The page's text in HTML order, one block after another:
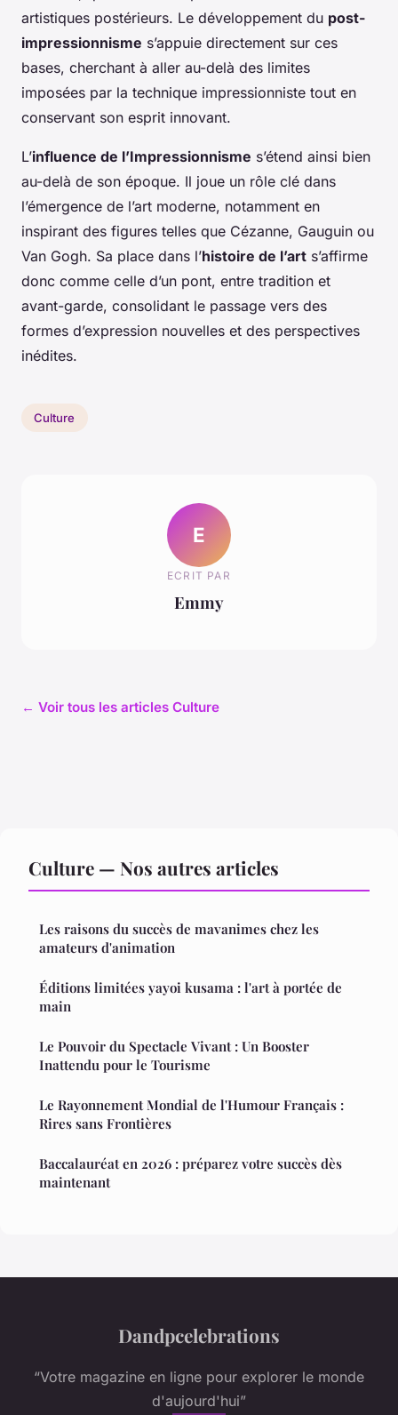
artistiques postérieurs. Le développement du post-
impressionnisme s’appuie directement sur ces
bases, cherchant à aller au-delà des limites
imposées par la technique impressionniste tout en
conservant son esprit innovant.
L’influence de l’Impressionnisme s’étend ainsi bien
au-delà de son époque. Il joue un rôle clé dans
l’émergence de l’art moderne, notamment en
inspirant des figures telles que Cézanne, Gauguin ou
Van Gogh. Sa place dans l’histoire de l’art s’affirme
donc comme celle d’un pont, entre tradition et
avant-garde, consolidant le passage vers des
formes d’expression nouvelles et des perspectives
inédites.
Culture
E
ECRIT PAR
Emmy
← Voir tous les articles Culture
Culture — Nos autres articles
Les raisons du succès de mavanimes chez les
amateurs d'animation
Éditions limitées yayoi kusama : l'art à portée de
main
Le Pouvoir du Spectacle Vivant : Un Booster
Inattendu pour le Tourisme
Le Rayonnement Mondial de l'Humour Français :
Rires sans Frontières
Baccalauréat en 2026 : préparez votre succès dès
maintenant
Dandpcelebrations
“Votre magazine en ligne pour explorer le monde
d'aujourd'hui”